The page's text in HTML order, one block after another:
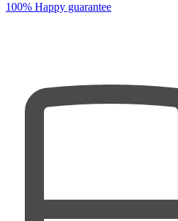
100% Happy guarantee